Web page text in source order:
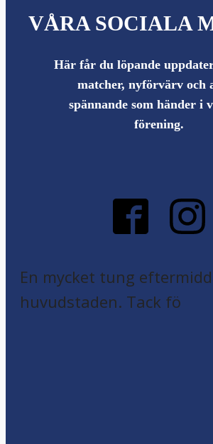
VÅRA SOCIALA
Här får du löpande
matcher, nyförvärv och
spännande som händer i
förening.
En mycket tung
huvudstaden. Tack fö